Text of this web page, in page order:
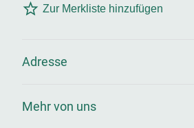
Zur Merkliste hinzufügen
Adresse
Mehr von uns